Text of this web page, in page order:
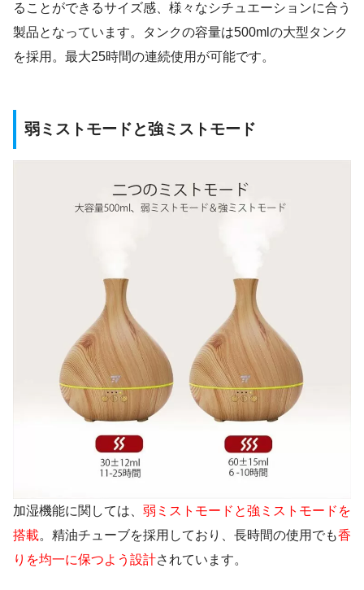
ることができるサイズ感、様々なシチュエーションに合う
製品となっています。タンクの容量は500mlの大型タンク
を採用。最大25時間の連続使用が可能です。
弱ミストモードと強ミストモード
加湿機能に関しては、 弱ミストモードと強ミストモードを
搭載。精油チューブを採用しており、長時間の使用でも香
りを均一に保つよう設計されています。